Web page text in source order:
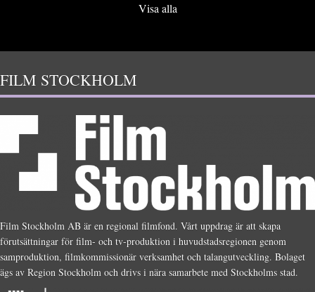
Visa alla
FILM STOCKHOLM
Film Stockholm AB är en regional filmfond. Vårt uppdrag är att skapa
förutsättningar för film- och tv-produktion i huvudstadsregionen genom
samproduktion, filmkommissionär verksamhet och talangutveckling. Bolaget
ägs av Region Stockholm och drivs i nära samarbete med Stockholms stad.